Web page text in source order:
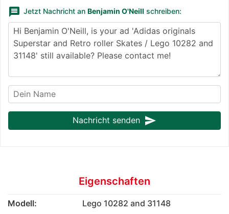
message Jetzt Nachricht an Benjamin O'Neill schreiben:
Nachricht senden send
Eigenschaften
Modell:
Lego 10282 and 31148